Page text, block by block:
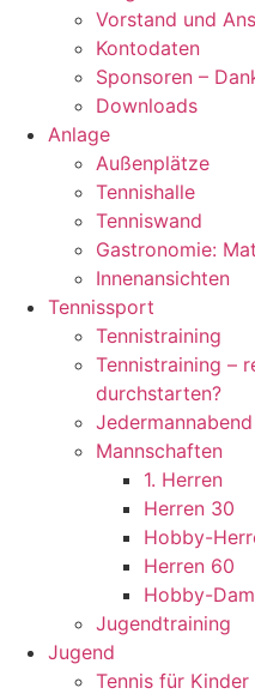
Vorstand und
Kontodaten
Sponsoren –
Downloads
Anlage
Außenplätze
Tennishalle
Tenniswand
Gastronomie:
Innenansichten
Tennissport
Tennistraining
Tennistraining –
durchstarten?
Jedermannabend
Mannschaften
1. Herren
Herren 30
Hobby-
Herren 60
Hobby-
Jugendtraining
Jugend
Tennis für